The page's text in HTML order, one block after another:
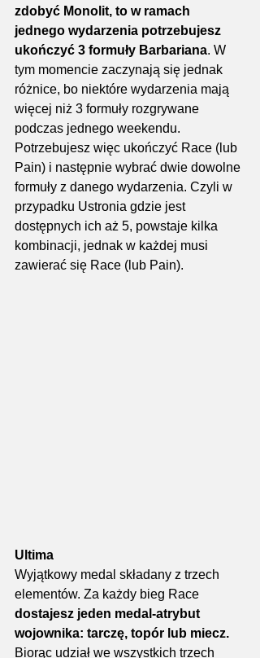
zdobyć Monolit, to w ramach
jednego wydarzenia potrzebujesz
ukończyć 3 formuły Barbariana. W
tym momencie zaczynają się jednak
różnice, bo niektóre wydarzenia mają
więcej niż 3 formuły rozgrywane
podczas jednego weekendu.
Potrzebujesz więc ukończyć Race (lub
Pain) i następnie wybrać dwie dowolne
formuły z danego wydarzenia. Czyli w
przypadku Ustronia gdzie jest
dostępnych ich aż 5, powstaje kilka
kombinacji, jednak w każdej musi
zawierać się Race (lub Pain).
Ultima
Wyjątkowy medal składany z trzech
elementów. Za każdy bieg Race
dostajesz jeden medal-atrybut
wojownika: tarczę, topór lub miecz.
Biorąc udział we wszystkich trzech